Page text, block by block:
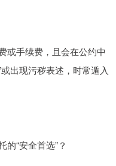
或手续费，且会在公约中
出现污秽表述，时常遁入
“安全首选”？